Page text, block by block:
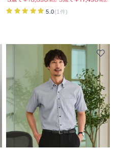
5.0(1件)